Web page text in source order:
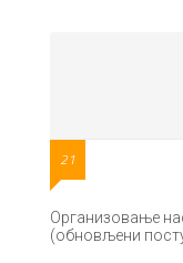
21
Организовање
(обновљени